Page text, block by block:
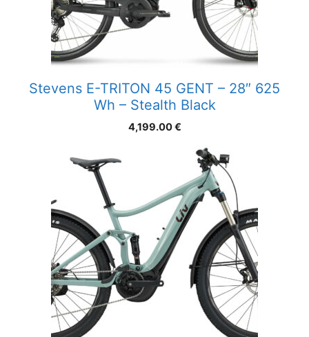
Stevens E-TRITON 45 GENT – 28″ 625
Wh – Stealth Black
4,199.00€